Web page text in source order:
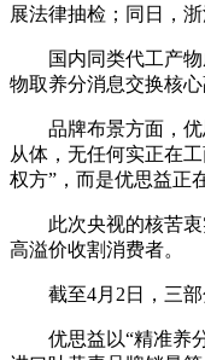
展法律抽检；同日，
国内同类代工产物成
物取养分消息交换核
品牌布景方面，优思
从体，无任何实正在
权方”，而是优思益正
此次央视的核苦衷实
高溢价收割消费者。
截至4月2日，三部分
优思益以“精准养分”